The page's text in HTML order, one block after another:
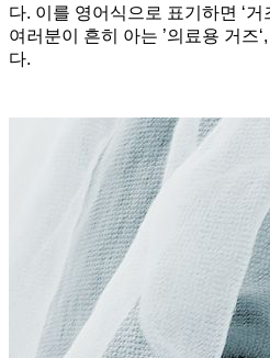
다. 이를 영어식으로 표기하면 ‘
여러분이 흔히 아는 ’의료용 거즈
다.